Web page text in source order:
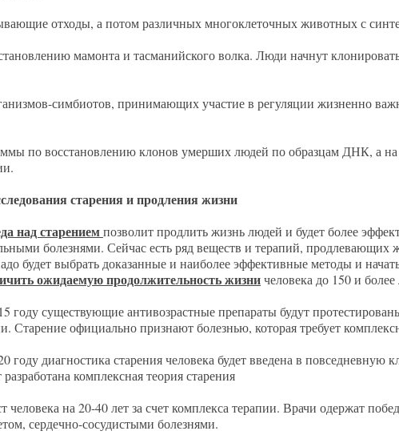
отходы, а потом различных многоклеточных животных с
мамонта и тасманийского волка. Люди начнут
симбиотов, принимающих участие в регуляции жизненно
по восстановлению клонов умерших людей по образцам ДНК, а
старения и продления жизни
над старениемпозволит продлить жизнь людей и будет более
болезнями. Сейчас есть ряд веществ и терапий, продлевающих
будет выбрать доказанные и наиболее эффективные методы и
ожидаемую продолжительность жизничеловека до 150 и более
году существующие антивозрастные препараты будут
Старение официально признают болезнью, которая требует
году диагностика старения человека будет введена в повседневную
разработана комплексная теория старения
человека на 20-40 лет за счет комплекса терапии. Врачи одержат
сердечно-сосудистыми болезнями.